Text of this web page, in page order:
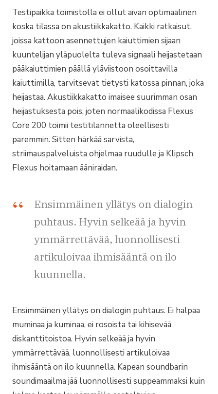
Testipaikka toimistolla ei ollut aivan optimaalinen
koska tilassa on akustiikkakatto. Kaikki ratkaisut,
joissa kattoon asennettujen kaiuttimien sijaan
kuuntelijan yläpuolelta tuleva signaali heijastetaan
pääkaiuttimien päällä yläviistoon osoittavilla
kaiuttimilla, tarvitsevat tietysti katossa pinnan, joka
heijastaa. Akustiikkakatto imaisee suurimman osan
heijastuksesta pois, joten normaalikodissa Flexus
Core 200 toimii testitilannetta oleellisesti
paremmin. Sitten härkää sarvista,
striimauspalveluista ohjelmaa ruudulle ja Klipsch
Flexus hoitamaan ääniraidan.
Ensimmäinen yllätys on dialogin
puhtaus. Hyvin selkeää ja hyvin
ymmärrettävää, luonnollisesti
artikuloivaa ihmisääntä on ilo
kuunnella.
Ensimmäinen yllätys on dialogin puhtaus. Ei halpaa
muminaa ja kuminaa, ei rosoista tai kihisevää
diskanttitoistoa. Hyvin selkeää ja hyvin
ymmärrettävää, luonnollisesti artikuloivaa
ihmisääntä on ilo kuunnella. Kapean soundbarin
soundimaailma jää luonnollisesti suppeammaksi kuin